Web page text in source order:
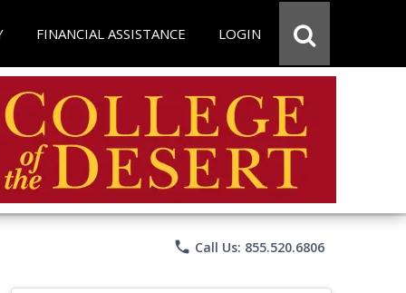
FINANCIAL ASSISTANCE LOGIN
phone Call Us: 855.520.6806